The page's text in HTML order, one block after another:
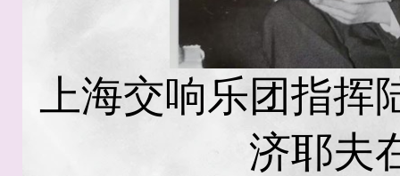
上海交响乐团指
济耶夫